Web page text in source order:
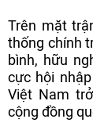
Trên mặt
thống chính
bình, hữu
cực hội
Việt Nam
cộng đồng